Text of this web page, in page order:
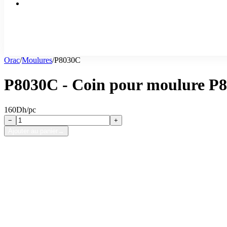
Orac/Moulures/P8030C
P8030C - Coin pour moulure
160Dh/pc
−
+